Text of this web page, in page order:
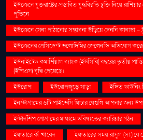
ইউক্রেনে যুক্তরাষ্ট্রের প্রস্তাবিত যুদ্ধবিরতি চুক্তি নিয়ে রাশিয়ার
পুতিনে
ইউক্রেনে সেনা পাঠানোর সম্ভাবনা উড়িয়ে দেননি কানাডা -
ইউক্রেনের প্রেসিডেন্ট ভলোদিমির জেলেনস্কি অভিযোগ
ইউনাইটেড কমার্শিয়াল ব্যাংক (ইউসিবি) বছরের তৃতীয়
(ইপিএস) বৃদ্ধি পেয়েছে।
ইউরোপ
ইউরোপজুড়ে সাড়া
ইঙ্গিত ডাউনিং
ইনস্টাগ্রামের ৬টি প্রাইভেসি ফিচার যেগুলি আপনার জন্য
ইন্টার্নশিপ প্রোগ্রামের মাধ্যমে ভবিষ্যতের ক্যারিয়ার গঠন
ইফতারে কী খাবেন
ইফতারের সময় রাসুল (সা.) যে